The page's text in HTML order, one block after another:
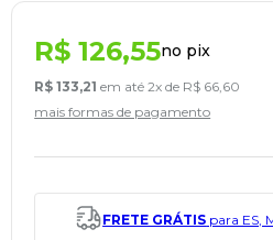
R$ 126,55no pix
R$ 133,21 em até2x de R$ 66 60
mais formas de pagamento
FRETE GRÁTIS para ES,